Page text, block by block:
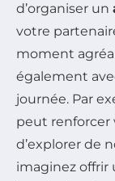
d’organiser un
votre
moment
également
journée. Par
peut renforcer
d’explorer de
imaginez offrir